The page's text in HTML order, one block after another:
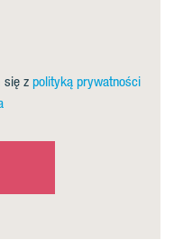
się z polityką prywatności